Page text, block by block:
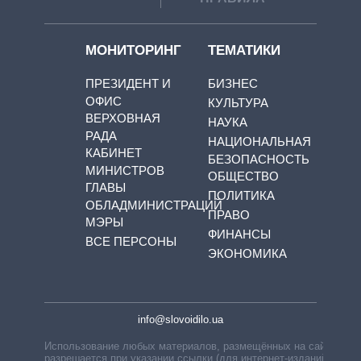
МОНИТОРИНГ
ПРЕЗИДЕНТ И
ОФИС
ВЕРХОВНАЯ
РАДА
КАБИНЕТ
МИНИСТРОВ
ГЛАВЫ
ОБЛАДМИНИСТРАЦИЙ
МЭРЫ
ВСЕ ПЕРСОНЫ
ТЕМАТИКИ
БИЗНЕС
КУЛЬТУРА
НАУКА
НАЦИОНАЛЬНАЯ
БЕЗОПАСНОСТЬ
ОБЩЕСТВО
ПОЛИТИКА
ПРАВО
ФИНАНСЫ
ЭКОНОМИКА
info@slovoidilo.ua
Использование любых материалов, размещённых на сайте,
разрешается при указании ссылки (для интернет-изданий —